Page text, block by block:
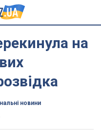
на
новини